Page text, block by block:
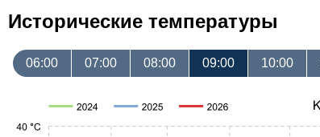
Исторические температуры
06:00 07:00 08:00 09:00 10:00